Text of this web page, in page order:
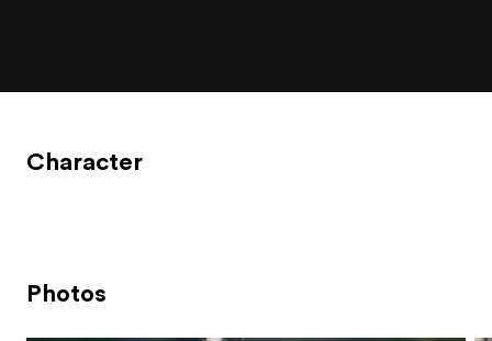
Character
Photos